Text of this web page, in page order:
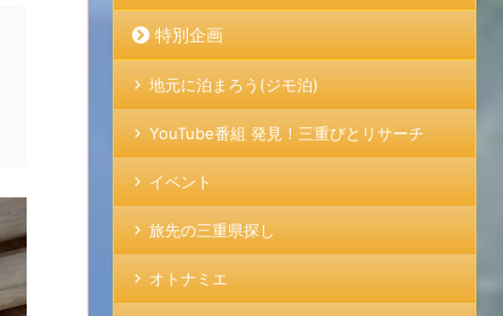
特別企画
地元に泊まろう(ジモ泊)
YouTube番組 発見！三重びとリサーチ
イベント
旅先の三重県探し
オトナミエ